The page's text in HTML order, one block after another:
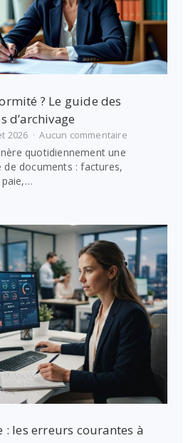
? Le guide des
d’archivage
2026 Aucun commentairesur
des
obligations
légales
d’archivage
quotidiennement une
de documents : factures,
: les erreurs courantes à